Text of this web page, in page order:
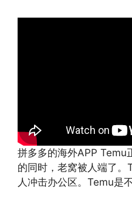
拼多多的海外APP Temu
的同时，老窝被人端了
人冲击办公区。Temu是